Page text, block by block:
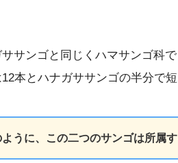
サンゴと同じくハマサンゴ科
本とハナガササンゴの半分で
ように、この二つのサンゴは所属